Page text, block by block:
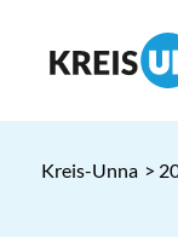
Kreis-Unna >